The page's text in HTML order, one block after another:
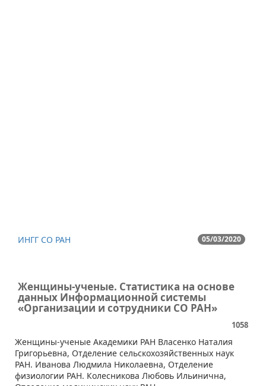
05/03/2020
ИНГГ СО РАН
Женщины-ученые. Статистика на основе
данных Информационной системы
«Организации и сотрудники СО РАН»
1058
​Женщины-ученые Академики РАН Власенко Наталия
Григорьевна, Отделение сельскохозяйственных наук
РАН. Иванова Людмила Николаевна, Отделение
физиологии РАН. Колесникова Любовь Ильинична,